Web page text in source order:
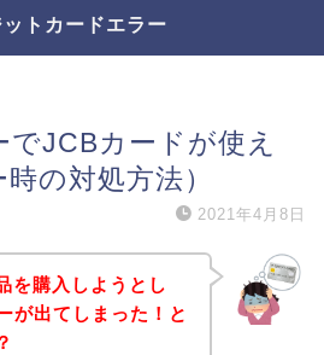
トカードエラー
JCBカードが使え
の対処方法）
2021年4月8日
を購入しようとし
が出てしまった！と